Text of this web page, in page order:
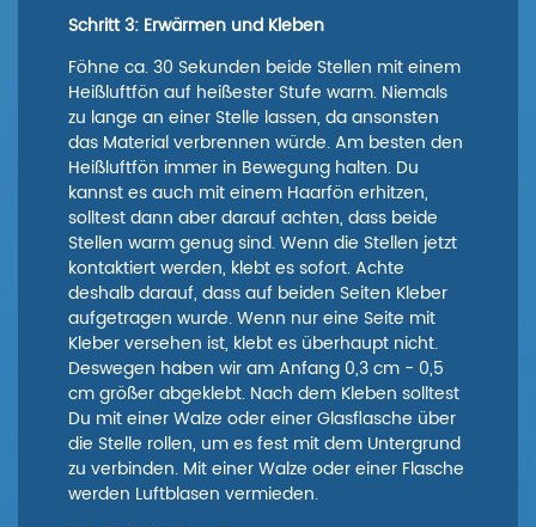
Schritt 3: Erwärmen und Kleben
Föhne ca. 30 Sekunden beide Stellen mit einem
Heißluftfön auf heißester Stufe warm. Niemals
zu lange an einer Stelle lassen, da ansonsten
das Material verbrennen würde. Am besten den
Heißluftfön immer in Bewegung halten. Du
kannst es auch mit einem Haarfön erhitzen,
solltest dann aber darauf achten, dass beide
Stellen warm genug sind. Wenn die Stellen jetzt
kontaktiert werden, klebt es sofort. Achte
deshalb darauf, dass auf beiden Seiten Kleber
aufgetragen wurde. Wenn nur eine Seite mit
Kleber versehen ist, klebt es überhaupt nicht.
Deswegen haben wir am Anfang 0,3 cm - 0,5
cm größer abgeklebt. Nach dem Kleben solltest
Du mit einer Walze oder einer Glasflasche über
die Stelle rollen, um es fest mit dem Untergrund
zu verbinden. Mit einer Walze oder einer Flasche
werden Luftblasen vermieden.